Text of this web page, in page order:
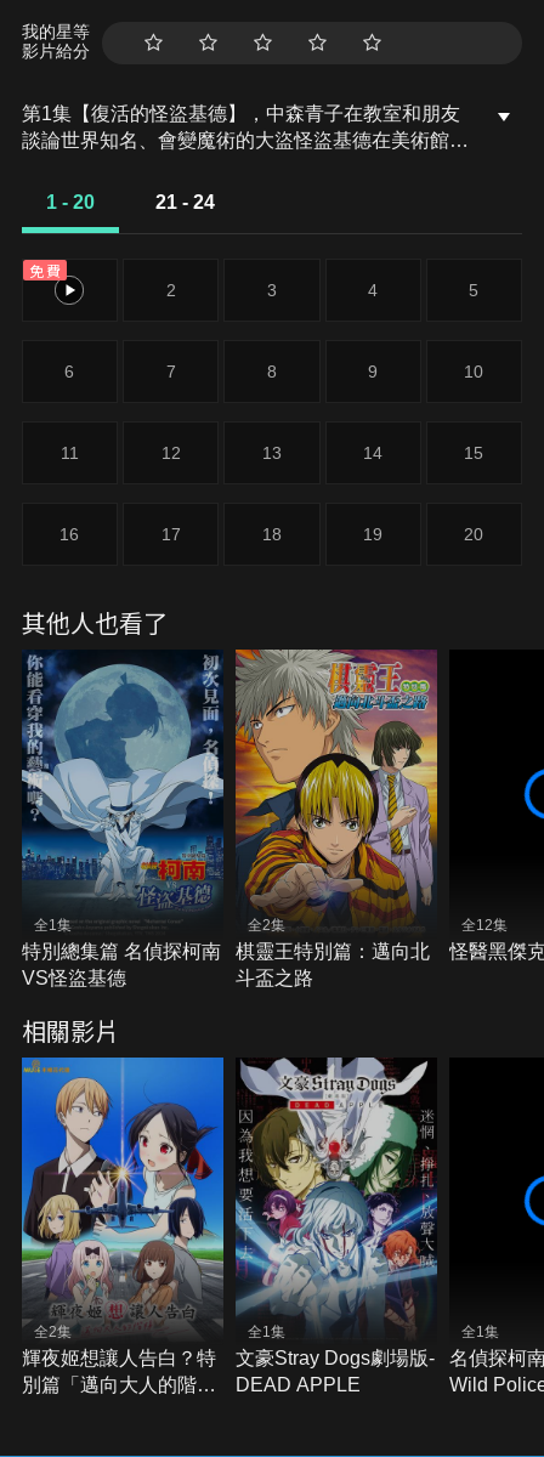
我的星等
影片給分
第1集【復活的怪盜基德】，中森青子在教室和朋友
談論世界知名、會變魔術的大盜怪盜基德在美術館現
來。看到快斗在課堂上展現魔術，青子便挑釁地說即
1 - 20 21 - 24
免費
1 2 3 4 5
6 7 8 9 10
11 12 13 14 15
16 17 18 19 20
其他人也看了
全1集
特別總集篇 名偵探柯南
VS怪盜基德
全2集
棋靈王特別篇：邁向北
斗盃之路
全12集
怪醫黑傑
相關影片
全2集
輝夜姬想讓人告白？特
別篇「邁向大人的階
全1集
文豪Stray Dogs劇場版-
DEAD APPLE
全1集
名偵探柯
Wild